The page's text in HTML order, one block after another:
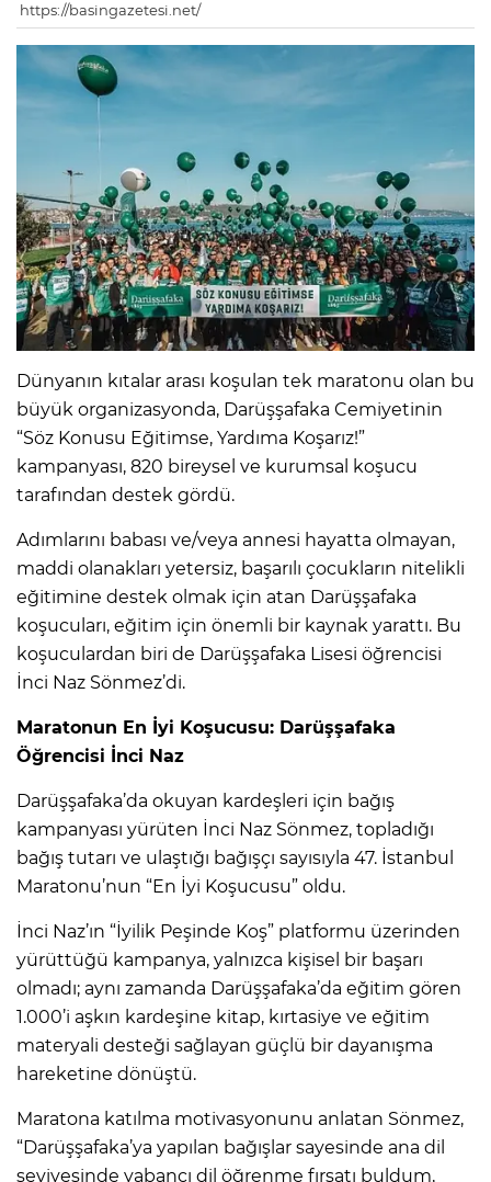
https://basingazetesi.net/
Dünyanın kıtalar arası koşulan tek maratonu olan bu
büyük organizasyonda, Darüşşafaka Cemiyetinin
“Söz Konusu Eğitimse, Yardıma Koşarız!”
kampanyası, 820 bireysel ve kurumsal koşucu
tarafından destek gördü.
Adımlarını babası ve/veya annesi hayatta olmayan,
maddi olanakları yetersiz, başarılı çocukların nitelikli
eğitimine destek olmak için atan Darüşşafaka
koşucuları, eğitim için önemli bir kaynak yarattı. Bu
koşuculardan biri de Darüşşafaka Lisesi öğrencisi
İnci Naz Sönmez’di.
Maratonun En İyi Koşucusu: Darüşşafaka
Öğrencisi İnci Naz
Darüşşafaka’da okuyan kardeşleri için bağış
kampanyası yürüten İnci Naz Sönmez, topladığı
bağış tutarı ve ulaştığı bağışçı sayısıyla 47. İstanbul
Maratonu’nun “En İyi Koşucusu” oldu.
İnci Naz’ın “İyilik Peşinde Koş” platformu üzerinden
yürüttüğü kampanya, yalnızca kişisel bir başarı
olmadı; aynı zamanda Darüşşafaka’da eğitim gören
1.000’i aşkın kardeşine kitap, kırtasiye ve eğitim
materyali desteği sağlayan güçlü bir dayanışma
hareketine dönüştü.
Maratona katılma motivasyonunu anlatan Sönmez,
“Darüşşafaka’ya yapılan bağışlar sayesinde ana dil
seviyesinde yabancı dil öğrenme fırsatı buldum,